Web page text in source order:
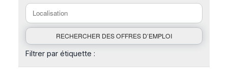
Filtrer par étiquette :